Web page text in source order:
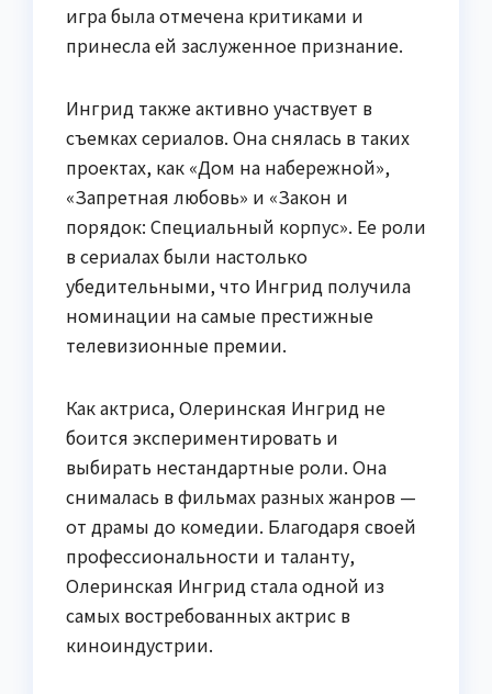
игра была отмечена критиками и
принесла ей заслуженное признание.
Ингрид также активно участвует в
съемках сериалов. Она снялась в таких
проектах, как «Дом на набережной»,
«Запретная любовь» и «Закон и
порядок: Специальный корпус». Ее роли
в сериалах были настолько
убедительными, что Ингрид получила
номинации на самые престижные
телевизионные премии.
Как актриса, Олеринская Ингрид не
боится экспериментировать и
выбирать нестандартные роли. Она
снималась в фильмах разных жанров —
от драмы до комедии. Благодаря своей
профессиональности и таланту,
Олеринская Ингрид стала одной из
самых востребованных актрис в
киноиндустрии.